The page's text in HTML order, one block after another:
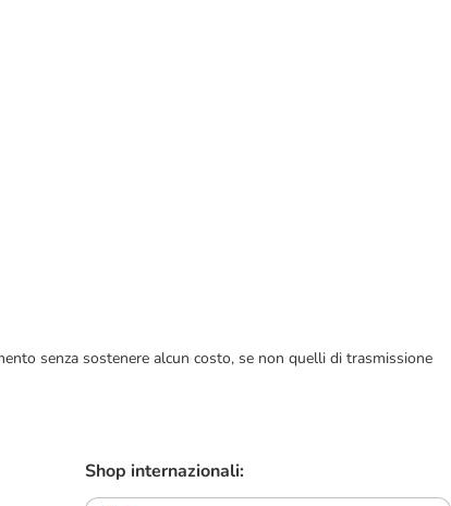
senza sostenere alcun costo, se non quelli di trasmissione
Shop internazionali: